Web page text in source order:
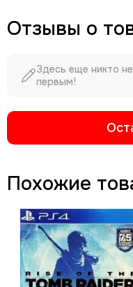
Отзывы о
Здесь еще никто
первым!
Похожие